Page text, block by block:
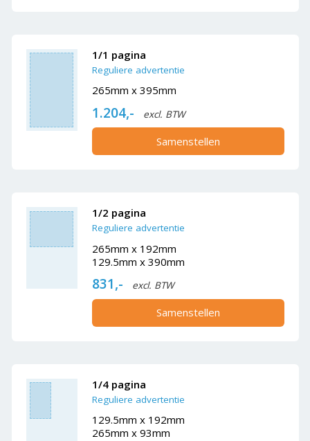
1/1 pagina
Reguliere advertentie
265mm x 395mm
1.204,- excl. BTW
Samenstellen
1/2 pagina
Reguliere advertentie
265mm x 192mm
129.5mm x 390mm
831,- excl. BTW
Samenstellen
1/4 pagina
Reguliere advertentie
129.5mm x 192mm
265mm x 93mm